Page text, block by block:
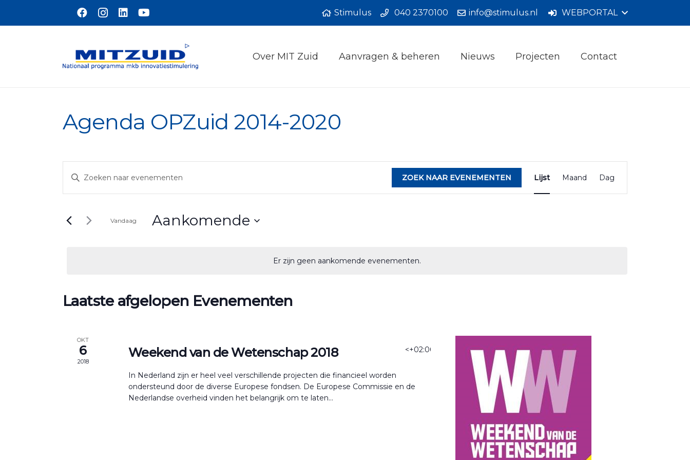
Stimulus 040 2370100 info@stimulus.nl WEBPORTAL
Over MIT Zuid Aanvragen & beheren Nieuws Projecten Contact
Agenda OPZuid 2014-2020
Er zijn geen aankomende evenementen.
Evenementen
Zoeken
weergeven
Vul
in.
ZOEK NAAR EVENEMENTEN
weergaven
navigatie
Lijst Maand Dag
Vandaag Aankomende
Laatste afgelopen Evenementen
OKT
6
2018
<+02:00>6 <+02:00>okt
Weekend van de Wetenschap 2018
In Nederland zijn er heel veel verschillende projecten die financieel worden
ondersteund door de diverse Europese fondsen. De Europese Commissie en de
Nederlandse overheid vinden het belangrijk om te laten...